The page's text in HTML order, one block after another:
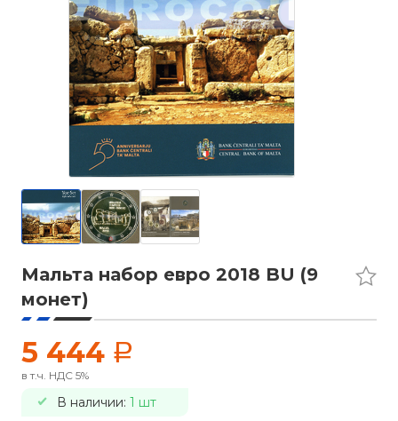
Мальта набор евро 2018 BU (9
монет)
5 444 a
в т.ч. НДС 5%
В наличии: 1 шт